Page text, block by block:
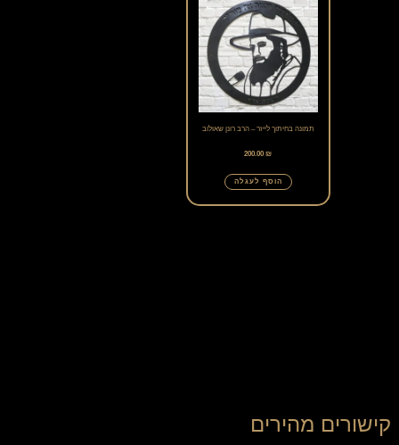
קישורים מהירים
המוצר
תמונה בחיתוך לייזר – הרב רונן שאולוב
200.00₪
הוסף לעגלה
זה
יש
מספר
סוגים.
ניתן
את